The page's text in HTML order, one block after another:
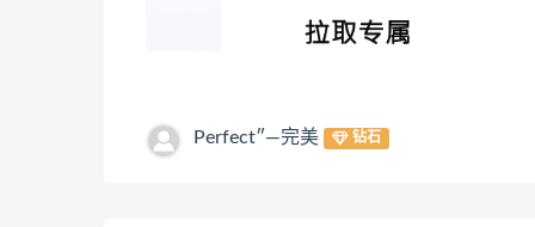
Perfect″—完美 钻石